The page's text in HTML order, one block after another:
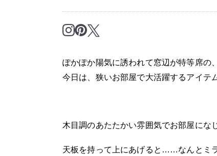
ぽかぽか陽気に誘われて窓辺が特等席の
今日は、狭いお部屋で大活躍するアイテ
木目調のあたたかい雰囲気でお部屋にな
天板を持って上にあげると……なんとミ